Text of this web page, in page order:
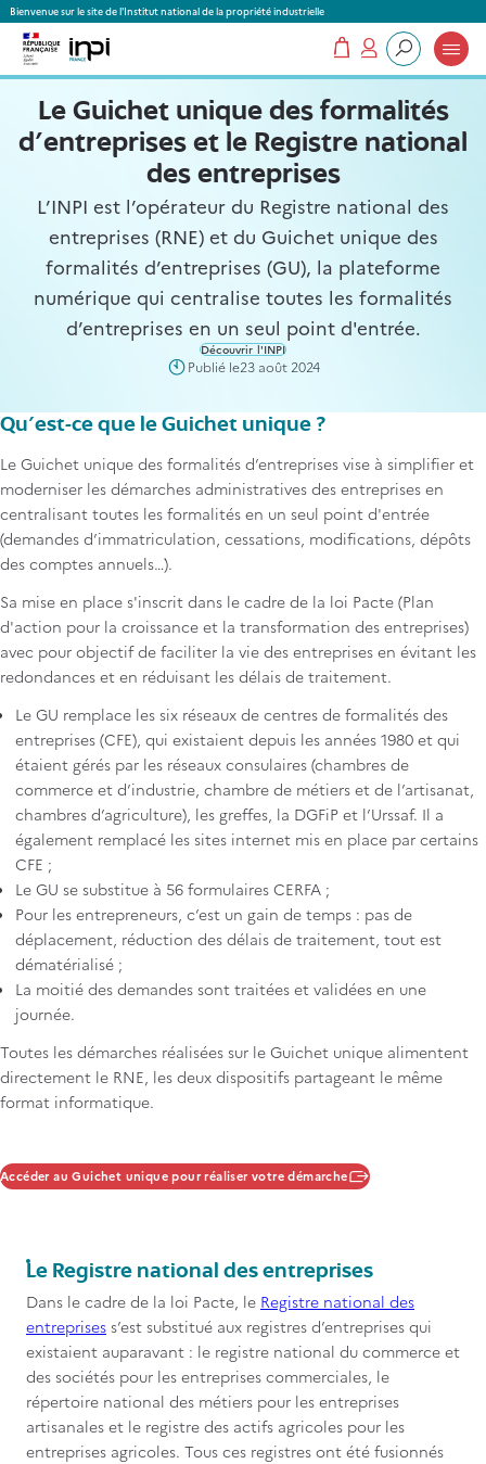
Bienvenue sur le site de l'Institut national de la propriété industrielle
Que recherchez-vous ?
Mon compte
Mon panier
Le Guichet unique des formalités
d’entreprises et le Registre national
des entreprises
L’INPI est l’opérateur du Registre national des
entreprises (RNE) et du Guichet unique des
formalités d’entreprises (GU), la plateforme
numérique qui centralise toutes les formalités
d’entreprises en un seul point d'entrée.
Découvrir l'INPI
Publié le23 août 2024
Qu'est-ce que le Guichet unique ?
Le Guichet unique des formalités d’entreprises vise à simplifier et
moderniser les démarches administratives des entreprises en
centralisant toutes les formalités en un seul point d'entrée
(demandes d’immatriculation, cessations, modifications, dépôts
des comptes annuels…).
Sa mise en place s'inscrit dans le cadre de la loi Pacte (Plan
d'action pour la croissance et la transformation des entreprises)
avec pour objectif de faciliter la vie des entreprises en évitant les
redondances et en réduisant les délais de traitement.
Le GU remplace les six réseaux de centres de formalités des
entreprises (CFE), qui existaient depuis les années 1980 et qui
étaient gérés par les réseaux consulaires (chambres de
commerce et d’industrie, chambre de métiers et de l’artisanat,
chambres d’agriculture), les greffes, la DGFiP et l’Urssaf. Il a
également remplacé les sites internet mis en place par certains
CFE ;
Le GU se substitue à 56 formulaires CERFA ;
Pour les entrepreneurs, c’est un gain de temps : pas de
déplacement, réduction des délais de traitement, tout est
dématérialisé ;
La moitié des demandes sont traitées et validées en une
journée.
Toutes les démarches réalisées sur le Guichet unique alimentent
directement le RNE, les deux dispositifs partageant le même
format informatique.
Accéder au Guichet unique pour réaliser votre démarche
Titre
Le Registre national des entreprises
Contenu
Dans le cadre de la loi Pacte, le Registre national des
entreprises s’est substitué aux registres d’entreprises qui
existaient auparavant : le registre national du commerce et
des sociétés pour les entreprises commerciales, le
répertoire national des métiers pour les entreprises
artisanales et le registre des actifs agricoles pour les
entreprises agricoles. Tous ces registres ont été fusionnés
Panneau de gestion des cookies